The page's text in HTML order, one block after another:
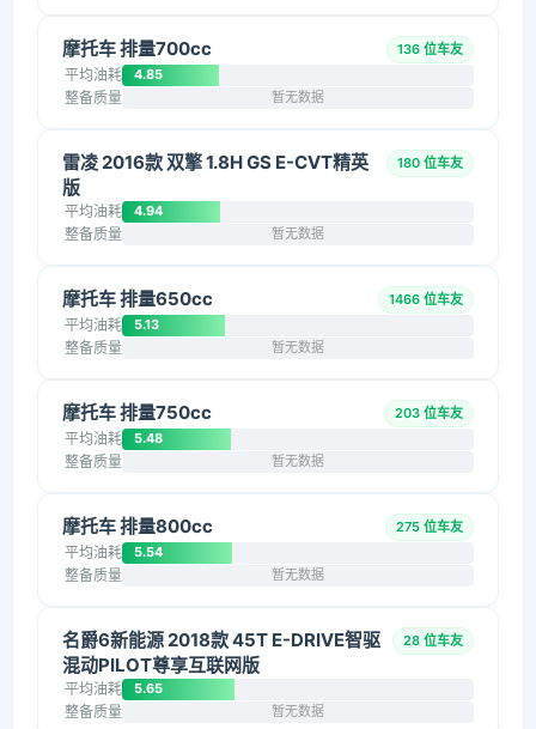
摩托车 排量700cc 136 位车友
平均油耗 4.85
整备质量 暂无数据
雷凌 2016款 双擎 1.8H GS E-CVT精英
版
180 位车友
平均油耗 4.94
整备质量 暂无数据
摩托车 排量650cc 1466 位车友
平均油耗 5.13
整备质量 暂无数据
摩托车 排量750cc 203 位车友
平均油耗 5.48
整备质量 暂无数据
摩托车 排量800cc 275 位车友
平均油耗 5.54
整备质量 暂无数据
名爵6新能源 2018款 45T E-DRIVE智驱
混动PILOT尊享互联网版
28 位车友
平均油耗 5.65
整备质量 暂无数据